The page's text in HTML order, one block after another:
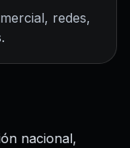
redes,
nacional,